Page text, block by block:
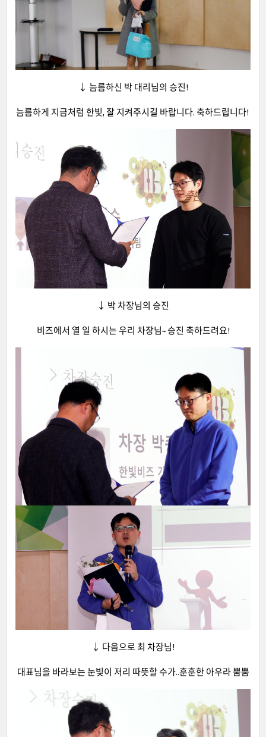
↓ 늠름하신 박 대리님의 승진!
늠름하게 지금처럼 한빛, 잘 지켜주시길 바랍니다. 축하드립니다!
↓ 박 차장님의 승진
비즈에서 열 일 하시는 우리 차장님~ 승진 축하드려요!
↓ 다음으로 최 차장님!
대표님을 바라보는 눈빛이 저리 따뜻할 수가..훈훈한 아우라 뿜뿜